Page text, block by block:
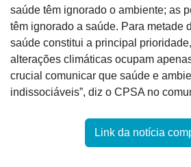
saúde têm ignorado o ambiente; as
têm ignorado a saúde. Para metade
saúde constitui a principal
alterações climáticas ocupam
crucial comunicar que saúde e
indissociáveis”, diz o CPSA no
Link da notícia